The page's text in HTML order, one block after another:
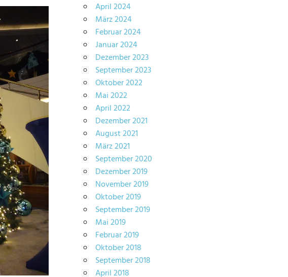
April 2024
März 2024
Februar 2024
Januar 2024
Dezember 2023
September 2023
Oktober 2022
Mai 2022
April 2022
Dezember 2021
August 2021
März 2021
September 2020
Dezember 2019
November 2019
Oktober 2019
September 2019
Mai 2019
Februar 2019
Oktober 2018
September 2018
April 2018